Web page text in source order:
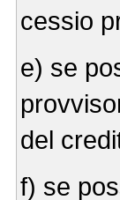
cessio
e) se
del
f) se